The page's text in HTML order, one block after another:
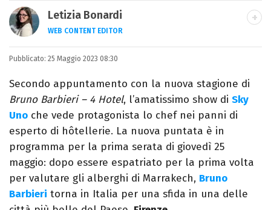
Letizia Bonardi
WEB CONTENT EDITOR
Content Editor e aspirante giornalista,
appassionata di arte e libri con un amore
per la scrittura scoperto quasi per caso.
Pubblicato: 25 Maggio 2023 08:30
Secondo appuntamento con la nuova stagione di
Bruno Barbieri – 4 Hotel, l’amatissimo show di Sky
Uno che vede protagonista lo chef nei panni di
esperto di hôtellerie. La nuova puntata è in
programma per la prima serata di giovedì 25
maggio: dopo essere espatriato per la prima volta
per valutare gli alberghi di Marrakech, Bruno
Barbieri torna in Italia per una sfida in una delle